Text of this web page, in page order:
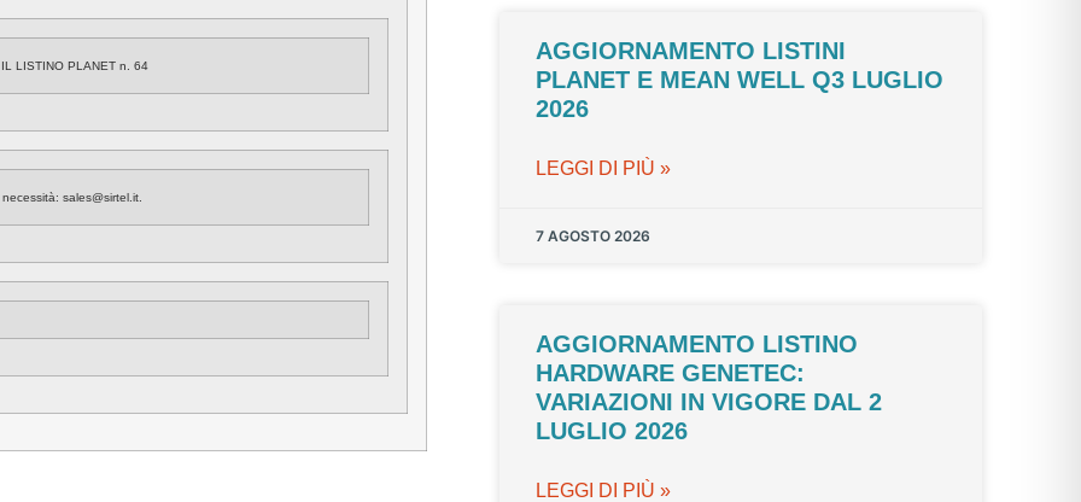
LISTINO PLANET n. 64
sales@sirtel.it
AGGIORNAMENTO LISTINI
PLANET E MEAN WELL Q3 LUGLIO
2026
LEGGI DI PIÙ »
7 AGOSTO 2026
AGGIORNAMENTO LISTINO
HARDWARE GENETEC:
VARIAZIONI IN VIGORE DAL 2
LUGLIO 2026
LEGGI DI PIÙ »